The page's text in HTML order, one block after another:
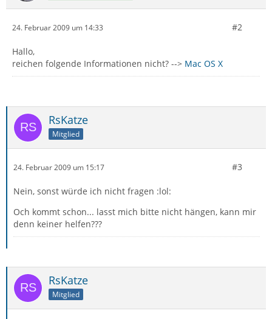
24. Februar 2009 um 14:33 #2
Hallo,
reichen folgende Informationen nicht? --> Mac OS X
RsKatze
Mitglied
24. Februar 2009 um 15:17 #3
Nein, sonst würde ich nicht fragen :lol:
Och kommt schon... lasst mich bitte nicht hängen, kann mir
denn keiner helfen???
RsKatze
Mitglied